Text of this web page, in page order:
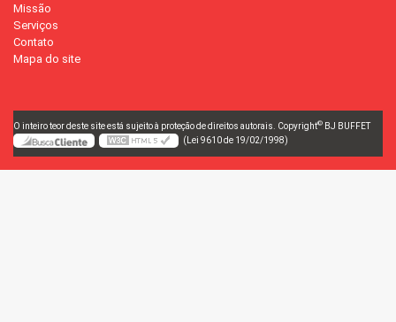
Missão
Serviços
Contato
Mapa do site
O inteiro teor deste site está sujeito à proteção de direitos autorais. Copyright© BJ BUFFET
(Lei 9610 de 19/02/1998)